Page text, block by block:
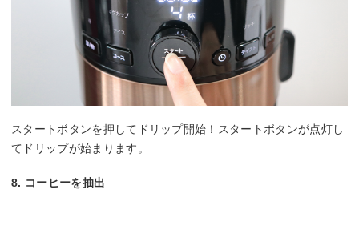
スタートボタンを押してドリップ開始！スタートボタンが点灯し
てドリップが始まります。
8. コーヒーを抽出